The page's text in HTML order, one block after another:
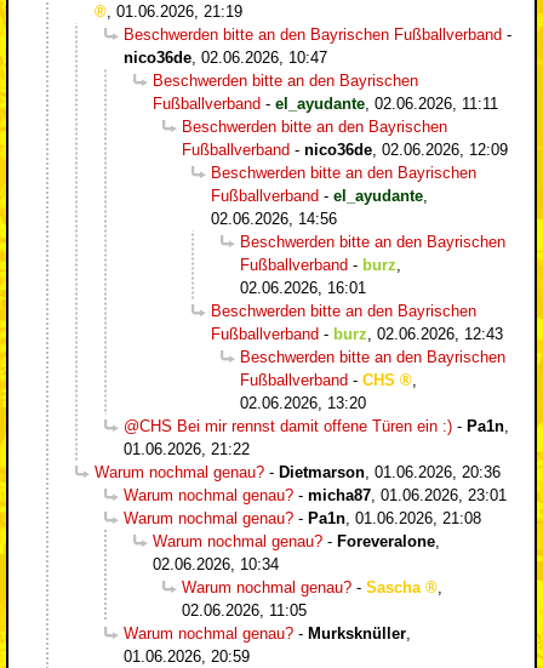
01.06.2026, 21:19
Beschwerden bitte an den Bayrischen Fußballverband -
nico36de 02.06.2026, 10:47
Beschwerden bitte an den Bayrischen
Fußballverband - el_ayudante 02.06.2026, 11:11
Beschwerden bitte an den Bayrischen
Fußballverband - nico36de 02.06.2026, 12:09
Beschwerden bitte an den Bayrischen
Fußballverband - el_ayudante
02.06.2026, 14:56
Beschwerden bitte an den Bayrischen
Fußballverband - burz
02.06.2026, 16:01
Beschwerden bitte an den Bayrischen
Fußballverband - burz 02.06.2026, 12:43
Beschwerden bitte an den Bayrischen
Fußballverband - CHS
02.06.2026, 13:20
@CHS Bei mir rennst damit offene Türen ein :) - Pa1n
01.06.2026, 21:22
Warum nochmal genau? - Dietmarson 01.06.2026, 20:36
Warum nochmal genau? - micha87 01.06.2026, 23:01
Warum nochmal genau? - Pa1n 01.06.2026, 21:08
Warum nochmal genau? - Foreveralone
02.06.2026, 10:34
Warum nochmal genau? - Sascha
02.06.2026, 11:05
Warum nochmal genau? - Murksknüller
01.06.2026, 20:59